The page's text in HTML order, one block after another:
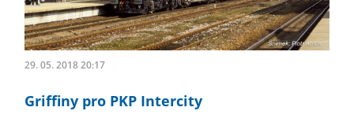
29. 05. 2018 20:17
Griffiny pro PKP Intercity